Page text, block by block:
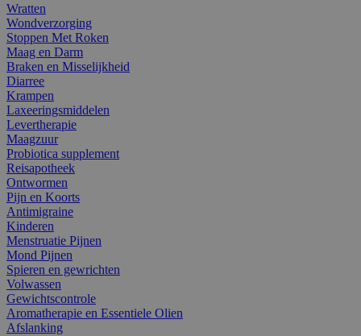
Wratten
Wondverzorging
Stoppen Met Roken
Maag en Darm
Braken en Misselijkheid
Diarree
Krampen
Laxeeringsmiddelen
Levertherapie
Maagzuur
Probiotica supplement
Reisapotheek
Ontwormen
Pijn en Koorts
Antimigraine
Kinderen
Menstruatie Pijnen
Mond Pijnen
Spieren en gewrichten
Volwassen
Gewichtscontrole
Aromatherapie en Essentiele Olien
Afslanking